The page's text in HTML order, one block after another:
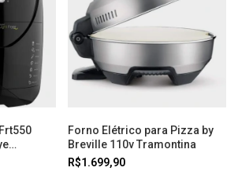
Forno Elétrico para Pizza by
Breville 110v Tramontina
R$1.699,90